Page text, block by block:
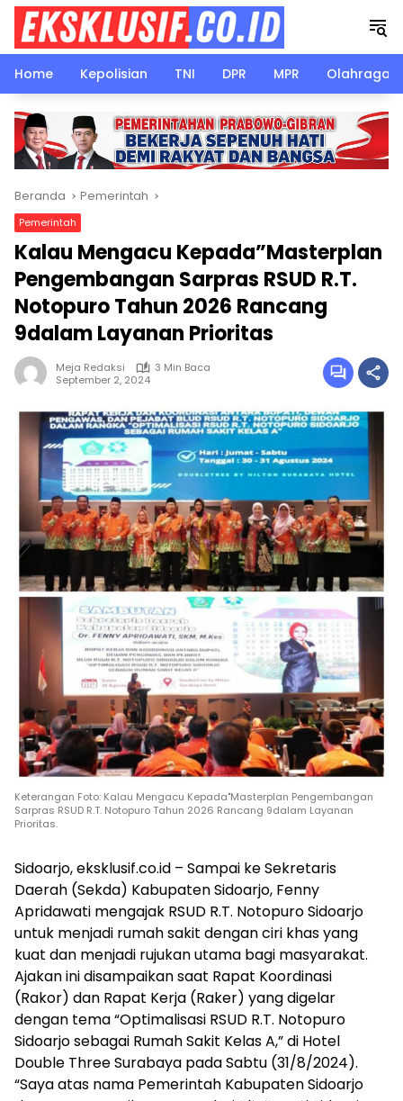
Langsung
konten
Home
Kepolisian TNI DPR MPR Olahraga
Beranda Pemerintah
Pemerintah
Kalau Mengacu Kepada”Masterplan
Pengembangan Sarpras RSUD R.T.
Notopuro Tahun 2026 Rancang
9dalam Layanan Prioritas
Meja Redaksi
3 Min Baca
September 2, 2024
Keterangan Foto: Kalau Mengacu Kepada"Masterplan Pengembangan
Sarpras RSUD R.T. Notopuro Tahun 2026 Rancang 9dalam Layanan
Prioritas.
Sidoarjo, eksklusif.co.id – Sampai ke Sekretaris
Daerah (Sekda) Kabupaten Sidoarjo, Fenny
Apridawati mengajak RSUD R.T. Notopuro Sidoarjo
untuk menjadi rumah sakit dengan ciri khas yang
kuat dan menjadi rujukan utama bagi masyarakat.
Ajakan ini disampaikan saat Rapat Koordinasi
(Rakor) dan Rapat Kerja (Raker) yang digelar
dengan tema “Optimalisasi RSUD R.T. Notopuro
Sidoarjo sebagai Rumah Sakit Kelas A,” di Hotel
Double Three Surabaya pada Sabtu (31/8/2024).
“Saya atas nama Pemerintah Kabupaten Sidoarjo